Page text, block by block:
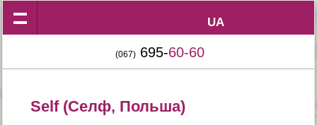
UA
UA
(067) 695-60-60
Self (Селф, Польша)